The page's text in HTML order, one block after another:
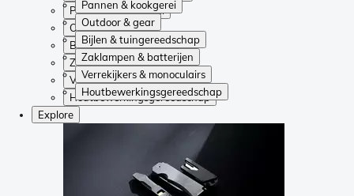
Pannen & kookgerei
Outdoor & gear
Bijlen & tuingereedschap
Zaklampen & batterijen
Verrekijkers & monoculairs
Houtbewerkingsgereedschap
Pannen & kookgerei
Outdoor & gear
Bijlen & tuingereedschap
Zaklampen & batterijen
Verrekijkers & monoculairs
Houtbewerkingsgereedschap
Explore